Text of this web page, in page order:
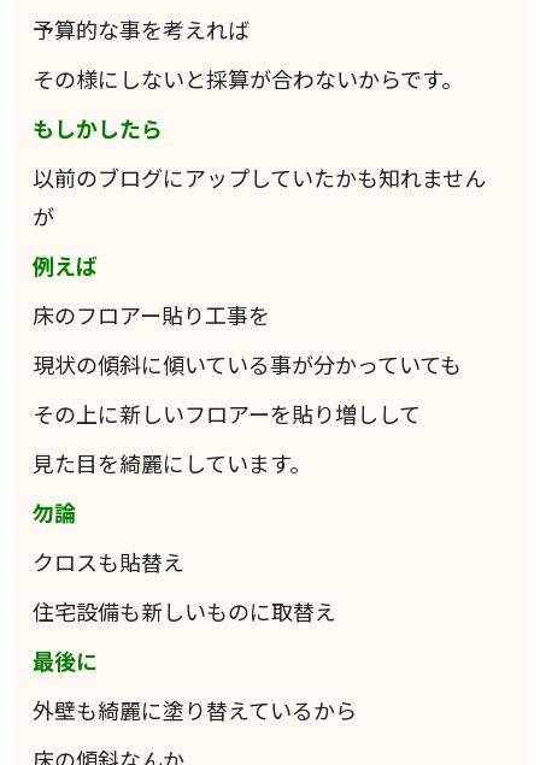
予算的な事を考えれば
その様にしないと採算が合わないからです。
もしかしたら
以前のブログにアップしていたかも知れません
が
例えば
床のフロアー貼り工事を
現状の傾斜に傾いている事が分かっていても
その上に新しいフロアーを貼り増しして
見た目を綺麗にしています。
勿論
クロスも貼替え
住宅設備も新しいものに取替え
最後に
外壁も綺麗に塗り替えているから